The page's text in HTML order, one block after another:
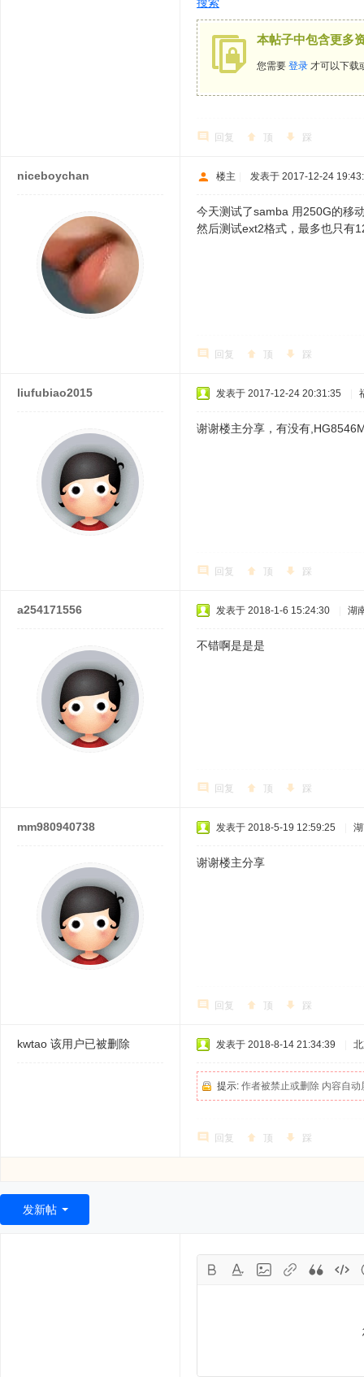
本帖子中包含更多
您需要 登录 才可以下载
回复 顶 踩
niceboychan 楼主 发表于 2017-12-24
今天测试了samba 用250G的移
然后测试ext2格式，最多也只有
回复 顶 踩
liufubiao2015 发表于 2017-12-24 20:31:35
谢谢楼主分享，有没有
回复 顶 踩
a254171556 发表于 2018-1-6 15:24:30 湖
不错啊是是是
回复 顶 踩
mm980940738 发表于 2018-5-19 12:59:25
谢谢楼主分享
回复 顶 踩
kwtao 该用户已被删除 发表于 2018-8-14 21:34:39
提示: 作者被禁止或删除 内容自动
回复 顶 踩
发新帖